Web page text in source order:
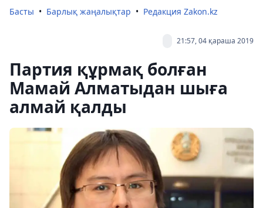
Басты Барлық жаңалықтар Редакция Zakon.kz
21:57, 04 қараша 2019
Партия құрмақ болған
Мамай Алматыдан шыға
алмай қалды